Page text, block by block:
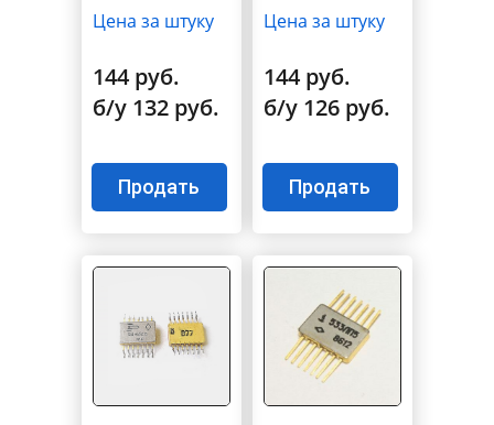
Цена за штуку
144 руб.
б/у 132 руб.
Продать
Цена за штуку
144 руб.
б/у 126 руб.
Продать